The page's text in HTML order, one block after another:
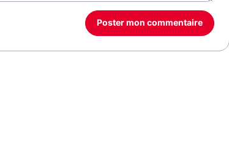
Poster mon commentaire